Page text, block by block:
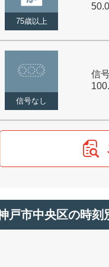
75歳以上
信号なし
信
戸市中央区の時刻